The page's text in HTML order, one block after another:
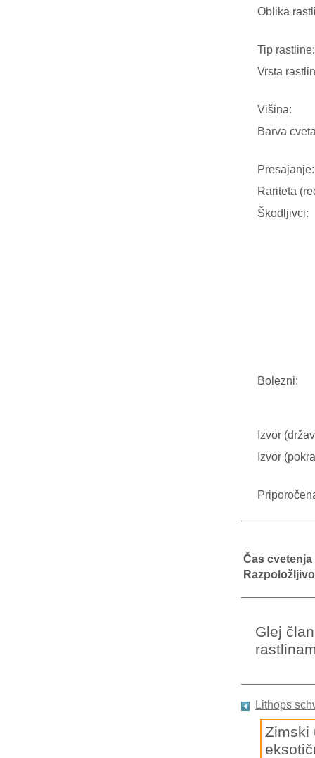
Oblika
Tip rastline:
Vrsta
Višina:
Barva
Presajanje:
Rariteta
Škodljivci:
Bolezni:
Izvor
Izvor
Čas cvetenja
Glej
Lithops
Zimski